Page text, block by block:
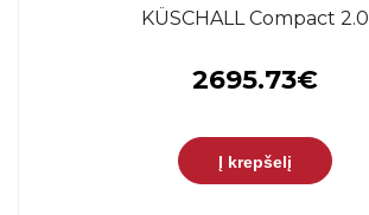
KÜSCHALL Compact 2.0
2695.73€
Į krepšelį